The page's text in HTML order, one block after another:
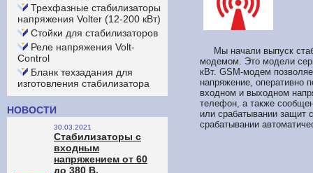
Трехфазные стабилизаторы
напряжения Volter (12-200 кВт)
Стойки для стабилизаторов
Реле напряжения Volt-
Control
Бланк техзадания для
изготовления стабилизатора
НОВОСТИ
30.03.2021
Стабилизаторы с
входным
напряжением от 60
до 380 В.
Мы начали выпуск
модемом. Это модели
кВт. GSM-модем
напряжение,
входном и выходном
телефон, а также
или срабатывании защит
срабатывании